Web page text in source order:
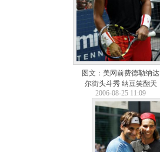
图文：美网前费德勒纳达
尔街头斗秀 纳豆笑翻天
2006-08-25 11:09